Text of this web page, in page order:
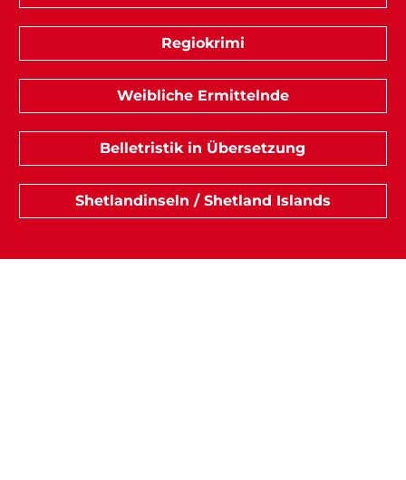
Regiokrimi
Weibliche Ermittelnde
Belletristik in Übersetzung
Shetlandinseln / Shetland Islands